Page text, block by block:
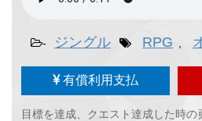
- ジングル RPG
有償利用支払
目標を達成、クエスト達成した時